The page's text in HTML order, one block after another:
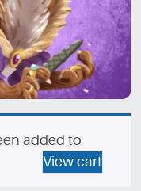
added to
View cart